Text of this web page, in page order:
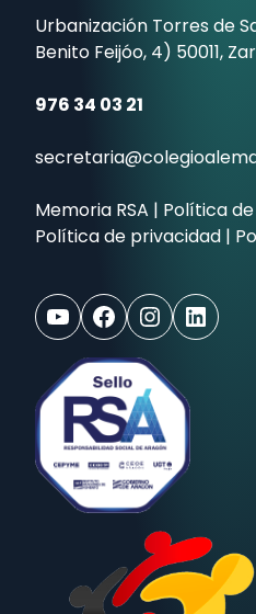
Urbanización Torres de
Benito Feijóo, 4) 50011,
976 34 03 21
Memoria RSA | Política
Política de privacidad |
YouTube
Facebook
Instagram